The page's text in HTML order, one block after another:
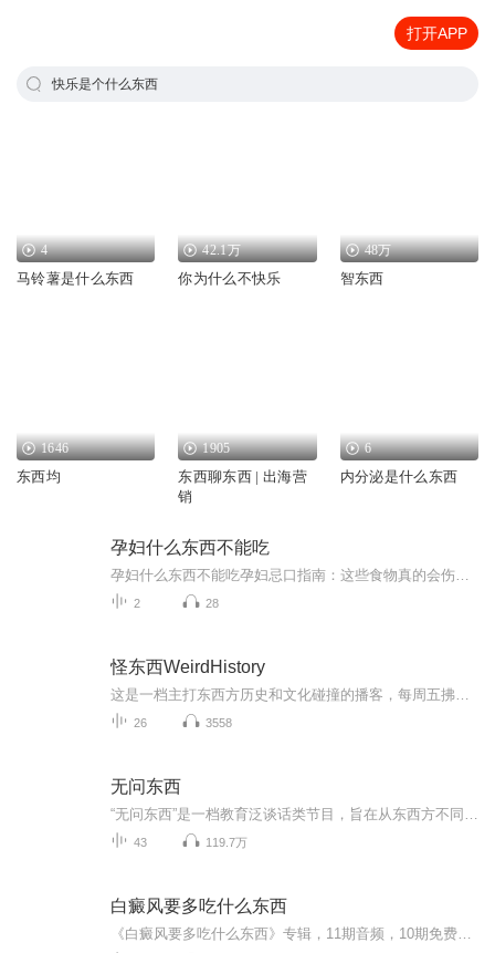
打开APP
快乐是个什么东西
4
马铃薯是什么东西
42.1万
你为什么不快乐
48万
智东西
1646
东西均
1905
东西聊东西 | 出海营
销
6
内分泌是什么东西
孕妇什么东西不能吃
2 28
怪东西WeirdHistory
26 3558
无问东西
43 119.7万
白癜风要多吃什么东西